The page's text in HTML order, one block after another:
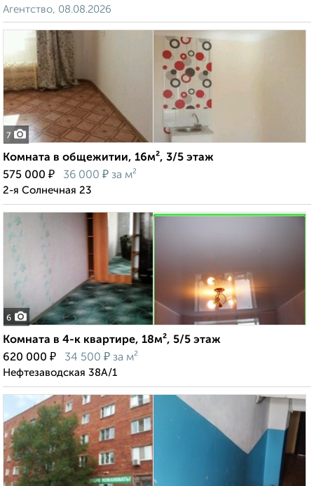
Агентство, 08.08.2026
7
Комната в общежитии, 16м², 3/5 этаж
575 000 ₽ 36 000 ₽ за м²
2-я Солнечная 23
6
Комната в 4-к квартире, 18м², 5/5 этаж
620 000 ₽ 34 500 ₽ за м²
Нефтезаводская 38А/1